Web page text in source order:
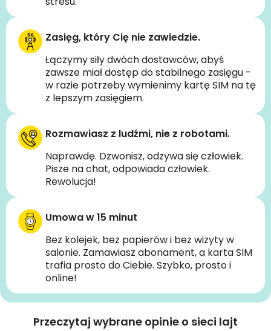
Zasięg, który Cię nie zawiedzie.
Łączymy siły dwóch dostawców, abyś
zawsze miał dostęp do stabilnego zasięgu -
w razie potrzeby wymienimy kartę SIM na tę
z lepszym zasięgiem.
Rozmawiasz z ludźmi, nie z robotami.
Naprawdę. Dzwonisz, odzywa się człowiek.
Pisze na chat, odpowiada człowiek.
Rewolucja!
Umowa w 15 minut
Bez kolejek, bez papierów i bez wizyty w
salonie. Zamawiasz abonament, a karta SIM
trafia prosto do Ciebie. Szybko, prosto i
online!
Przeczytaj wybrane opinie o sieci lajt